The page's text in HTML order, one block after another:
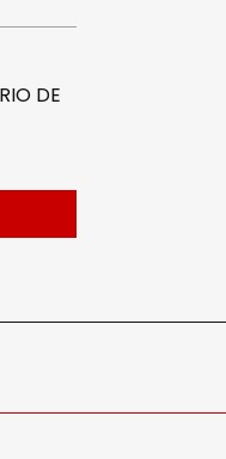
DE